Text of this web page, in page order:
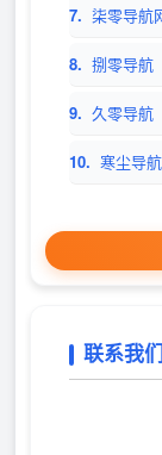
7. 柒零导航
8. 捌零导航
9. 久零导航
10. 寒尘导
联系我